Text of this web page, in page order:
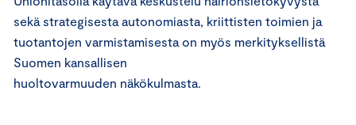
sekä strategisesta autonomiasta, kriittisten toimien ja
tuotantojen varmistamisesta on myös merkityksellistä
Suomen kansallisen
huoltovarmuuden näkökulmasta.